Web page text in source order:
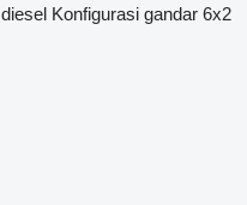
diesel Konfigurasi gandar 6x2